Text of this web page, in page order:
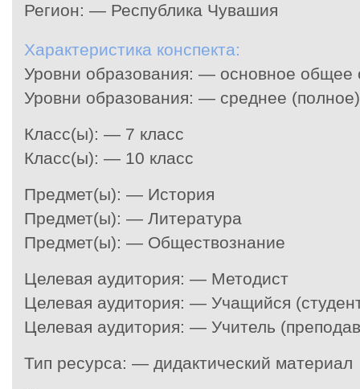
Регион: — Республика Чувашия
Характеристика конспекта:
Уровни образования: — основное общее
Уровни образования: — среднее
Класс(ы): — 7 класс
Класс(ы): — 10 класс
Предмет(ы): — История
Предмет(ы): — Литература
Предмет(ы): — Обществознание
Целевая аудитория: — Методист
Целевая аудитория: — Учащийся
Целевая аудитория: — Учитель
Тип ресурса: — дидактический материал